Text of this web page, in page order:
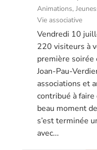
Animations,
Vie associative
Vendredi 10
220 visiteurs à
première soirée
Joan-Pau-
associations et
contribué à faire
beau moment
s’est terminée
avec...